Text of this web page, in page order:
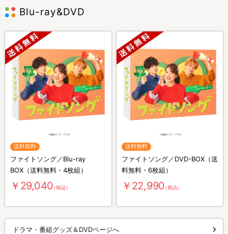
Blu-ray&DVD
送料無料
ファイトソング／Blu-ray
BOX（送料無料・4枚組）
￥29,040（税込）
送料無料
ファイトソング／DVD-BOX（送
料無料・6枚組）
￥22,990（税込）
ドラマ・番組グッズ＆DVDページへ